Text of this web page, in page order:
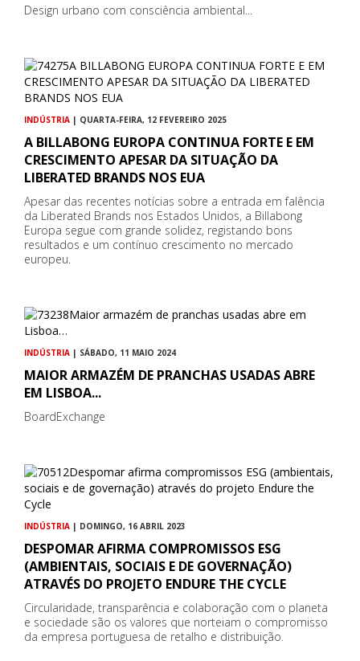
Design urbano com consciência ambiental...
INDÚSTRIA | QUARTA-FEIRA, 12 FEVEREIRO 2025
A BILLABONG EUROPA CONTINUA FORTE E EM
CRESCIMENTO APESAR DA SITUAÇÃO DA
LIBERATED BRANDS NOS EUA
Apesar das recentes notícias sobre a entrada em falência
da Liberated Brands nos Estados Unidos, a Billabong
Europa segue com grande solidez, registando bons
resultados e um contínuo crescimento no mercado
europeu.
INDÚSTRIA | SÁBADO, 11 MAIO 2024
MAIOR ARMAZÉM DE PRANCHAS USADAS ABRE
EM LISBOA...
BoardExchange
INDÚSTRIA | DOMINGO, 16 ABRIL 2023
DESPOMAR AFIRMA COMPROMISSOS ESG
(AMBIENTAIS, SOCIAIS E DE GOVERNAÇÃO)
ATRAVÉS DO PROJETO ENDURE THE CYCLE
Circularidade, transparência e colaboração com o planeta
e sociedade são os valores que norteiam o compromisso
da empresa portuguesa de retalho e distribuição.